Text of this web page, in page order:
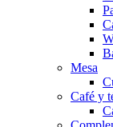
Mesa
Café y